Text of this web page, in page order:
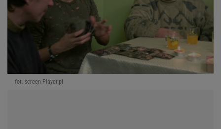
fot. screen Player.pl